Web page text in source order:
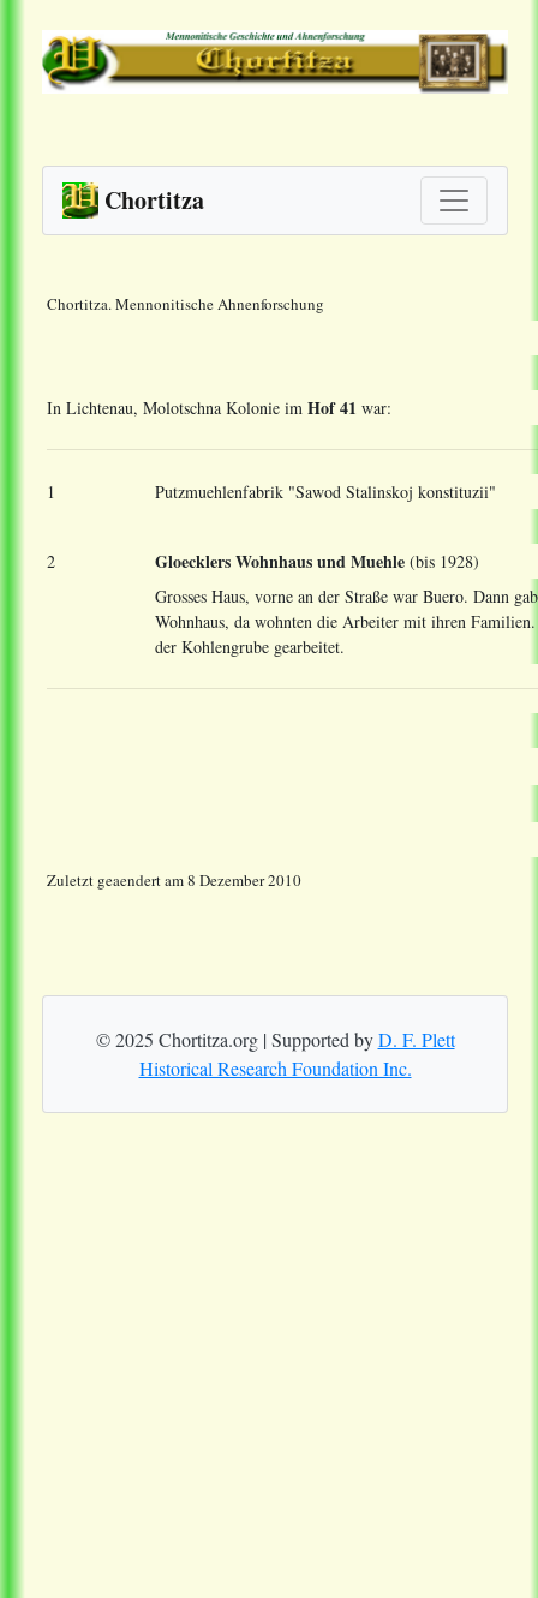
Chortitza
Chortitza. Mennonitische Ahnenforschung
In Lichtenau, Molotschna Kolonie im Hof 41 war:
1 Putzmuehlenfabrik "Sawod Stalinskoj konstituzii"
2 Gloecklers Wohnhaus und Muehle (bis 1928)
Grosses Haus, vorne an der Straße war Buero. Dann
Wohnhaus, da wohnten die Arbeiter mit ihren
der Kohlengrube gearbeitet.
Zuletzt geaendert am 8 Dezember 2010
© 2025 Chortitza.org | Supported byD. F. Plett
Historical Research Foundation Inc.